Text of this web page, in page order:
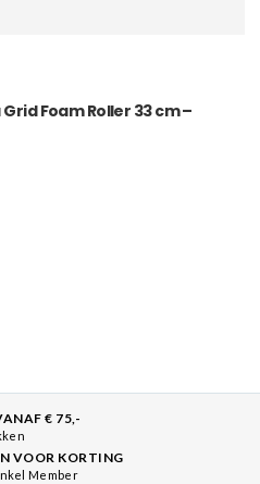
Foam Roller 33 cm –
€ 75,-
VOOR KORTING
Member